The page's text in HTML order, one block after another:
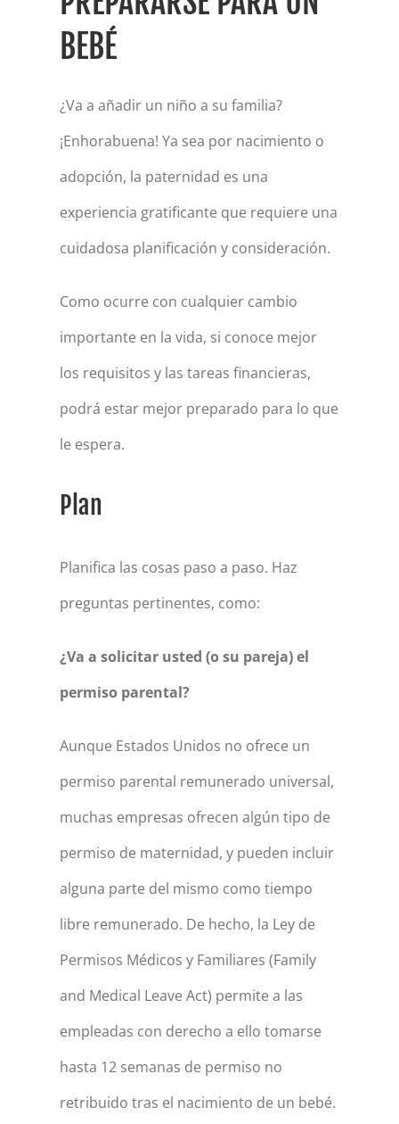
BEBÉ
¿Va a añadir un niño a su familia?
¡Enhorabuena! Ya sea por nacimiento o
adopción, la paternidad es una
experiencia gratificante que requiere una
cuidadosa planificación y consideración.
Como ocurre con cualquier cambio
importante en la vida, si conoce mejor
los requisitos y las tareas financieras,
podrá estar mejor preparado para lo que
le espera.
Plan
Planifica las cosas paso a paso. Haz
preguntas pertinentes, como:
¿Va a solicitar usted (o su pareja) el
permiso parental?
Aunque Estados Unidos no ofrece un
permiso parental remunerado universal,
muchas empresas ofrecen algún tipo de
permiso de maternidad, y pueden incluir
alguna parte del mismo como tiempo
libre remunerado. De hecho, la Ley de
Permisos Médicos y Familiares (Family
and Medical Leave Act) permite a las
empleadas con derecho a ello tomarse
hasta 12 semanas de permiso no
retribuido tras el nacimiento de un bebé.